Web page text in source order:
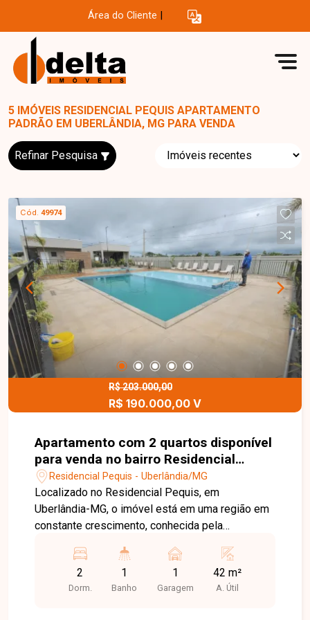
Área do Cliente
5 IMÓVEIS RESIDENCIAL PEQUIS APARTAMENTO
PADRÃO EM UBERLÂNDIA, MG PARA VENDA
Refinar Pesquisa
Cód. 49974
R$ 203.000,00
R$ 190.000,00 V
Apartamento com 2 quartos disponível
para venda no bairro Residencial
Pequis em Uberlândia-MG
Residencial Pequis - Uberlândia/MG
Localizado no Residencial Pequis, em
Uberlândia-MG, o imóvel está em uma região em
constante crescimento, conhecida pela
conta com fácil acesso a supermercados,
escolas e farmácias, além de oferecer uma boa
infraestrutura urbana, ideal para quem busca
2
Dorm.
1
Banho
1
Garagem
42 m²
A. Útil